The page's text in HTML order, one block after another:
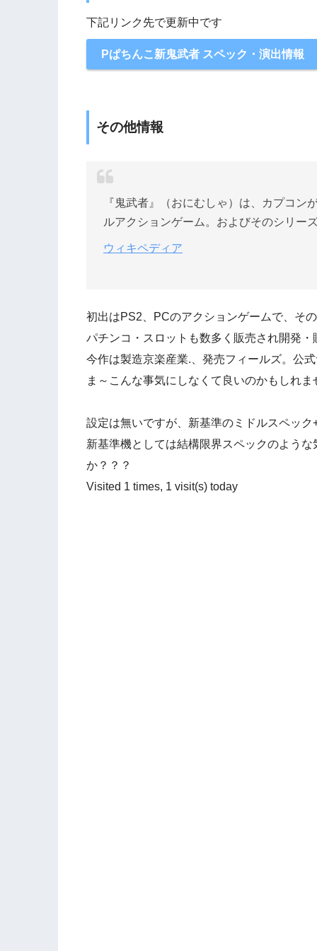
下記リンク先で更新中です
Pぱちんこ新鬼武者 スペック・演出情報
その他情報
『鬼武者』（おにむしゃ）は、カプコ
ルアクションゲーム。およびそのシリー
ウィキペディア
初出はPS2、PCのアクションゲームで、そ
パチンコ・スロットも数多く販売され開発
今作は製造京楽産業.、発売フィールズ。公
ま～こんな事気にしなくて良いのかもしれ
設定は無いですが、新基準のミドルスペッ
新基準機としては結構限界スペックのよう
か？？？
Visited 1 times, 1 visit(s) today